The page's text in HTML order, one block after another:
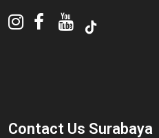
Contact Us Surabaya